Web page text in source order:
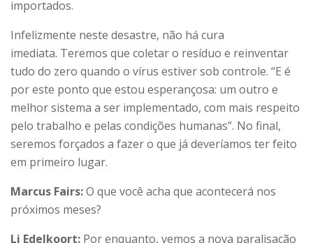
importados.
Infelizmente neste desastre, não há cura
imediata. Teremos que coletar o resíduo e reinventar
tudo do zero quando o vírus estiver sob controle. “E é
por este ponto que estou esperançosa: um outro e
melhor sistema a ser implementado, com mais respeito
pelo trabalho e pelas condições humanas”. No final,
seremos forçados a fazer o que já deveríamos ter feito
em primeiro lugar.
Marcus Fairs:O que você acha que acontecerá nos
próximos meses?
Li Edelkoort: Por enquanto, vemos a nova paralisação